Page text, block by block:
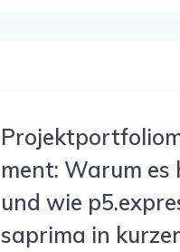
ment: Warum es
und wie
saprima in